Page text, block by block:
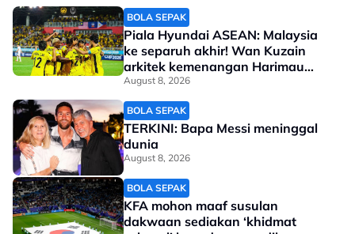
BOLA SEPAK
Piala Hyundai ASEAN: Malaysia
ke separuh akhir! Wan Kuzain
arkitek kemenangan Harimau
Malaya
August 8, 2026
BOLA SEPAK
TERKINI: Bapa Messi meninggal
dunia
August 8, 2026
BOLA SEPAK
KFA mohon maaf susulan
dakwaan sediakan ‘khidmat